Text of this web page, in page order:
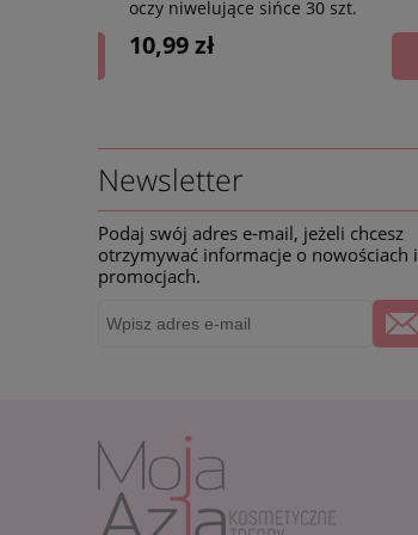
oczy niwelujące sińce 30 szt.
10,99 zł
Newsletter
Podaj swój adres e-mail, jeżeli chcesz
otrzymywać informacje o nowościach i
promocjach.